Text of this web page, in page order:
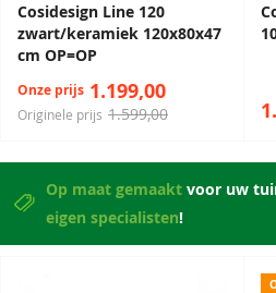
Cosidesign Line 120
zwart/keramiek 120x80x47
cm OP=OP
Originele prijs 1.599,00
Onze prijs 1.199,00
Op maat gemaaktvoor uw
eigen specialisten!